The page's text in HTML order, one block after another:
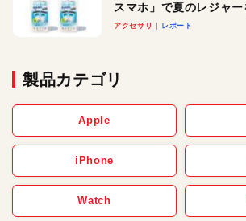
スマホ」で夏のレジャー
アクセサリ レポート
製品カテゴリ
Apple
iPhone
Watch